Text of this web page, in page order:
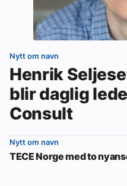
Nytt om navn
Henrik
blir daglig
Consult
Nytt om navn
TECE Norge med to